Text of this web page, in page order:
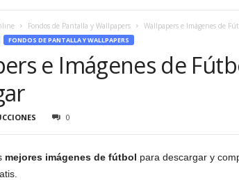
Fondos de Pantalla y Wallpapers Wallpapers e Imágenes de
FONDOS DE PANTALLA Y WALLPAPERS
e Imágenes de
0
mejores imágenes de fútbol para descargar y